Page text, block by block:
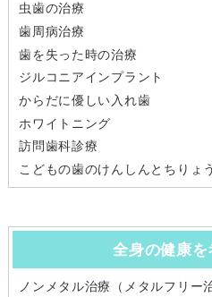
虫歯の治療
歯周病治療
歯を失った時の治療
ジルコニアインプラント
からだに優しい入れ歯
ホワイトニング
訪問歯科診療
こどもの歯のけんしんとちりょう
全身の健康
ノンメタル治療（メタルフリー